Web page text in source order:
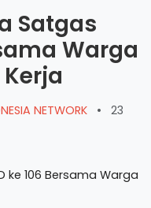
Satgas
Warga
NETWORK •
23